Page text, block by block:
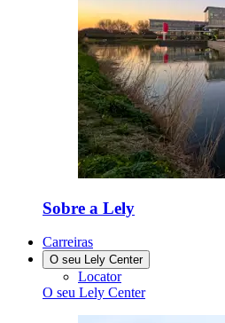
Sobre a Lely
Carreiras
O seu Lely Center
Locator
O seu Lely Center